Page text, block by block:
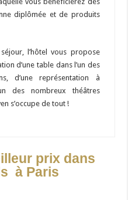
diplômée et de produits
l’hôtel vous propose
d’une table dans l’un des
d’une représentation à
des nombreux théâtres
s’occupe de tout !
prix dans
à Paris